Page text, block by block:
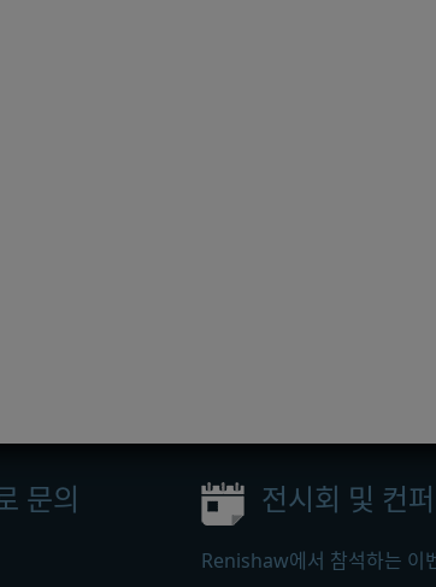
문의 전시회 및 컨
Renishaw에서 참석하는 이